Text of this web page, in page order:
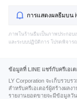
การแสดงผลธีมบน
ภาพในร้านธีมเป็นภาพประกอบ
และระบบปฏิบัติการ โปรดพิจา
ข้อมูลที่ LINE แชร์กับครีเอเต
LY Corporation จะเก็บรวบ
สำหรับครีเอเตอร์ผู้สร้างผลงา
รายงานยอดขายจะมีข้อมูลวั